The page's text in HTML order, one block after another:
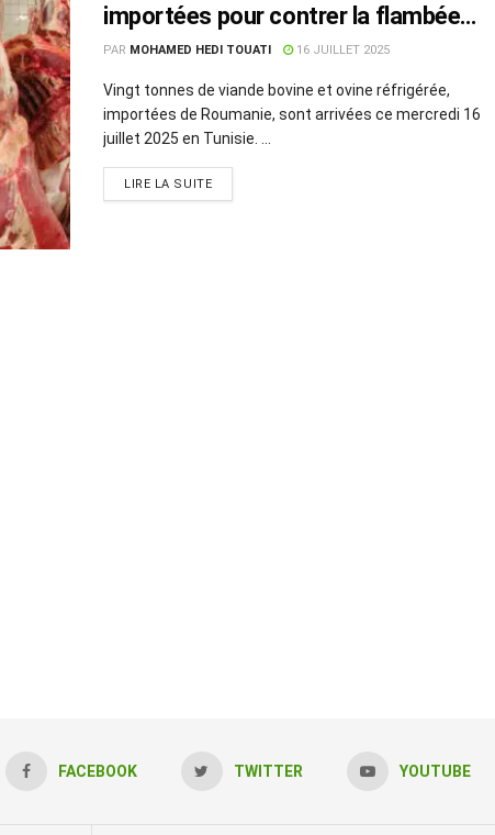
importées pour contrer la flambée
des prix
PAR MOHAMED HEDI TOUATI 16 JUILLET 2025
Vingt tonnes de viande bovine et ovine réfrigérée,
importées de Roumanie, sont arrivées ce mercredi 16
juillet 2025 en Tunisie. ...
LIRE LA SUITE
FACEBOOK TWITTER YOUTUBE